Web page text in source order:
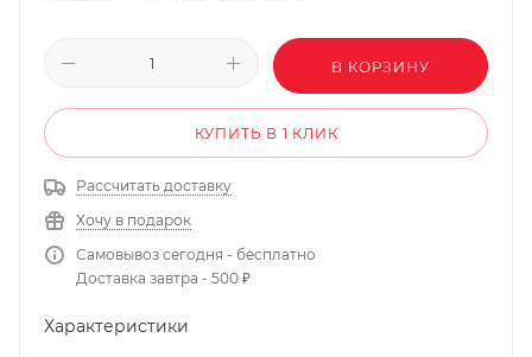
В КОРЗИНУ
КУПИТЬ В 1 КЛИК
Рассчитать доставку
Хочу в подарок
Самовывоз сегодня - бесплатно
Доставка завтра - 500 ₽
Характеристики